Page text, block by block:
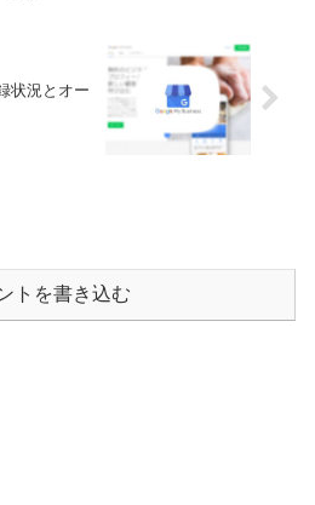
状況とオー
トを書き込む